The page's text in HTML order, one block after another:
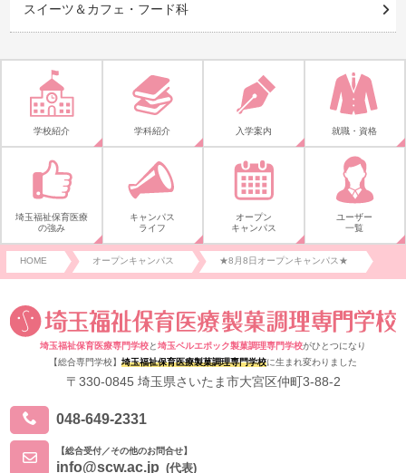
スイーツ＆カフェ・フード科
学校紹介 学科紹介 入学案内 就職・資格
埼玉福祉保育医療
の強み
キャンパス
ライフ
オープン
キャンパス
ユーザー
一覧
HOME オープンキャンパス ★8月8日オープンキャンパス★
埼玉福祉保育医療専門学校と埼玉ベルエポック製菓調理専門学校がひとつになり
【総合専門学校】 埼玉福祉保育医療製菓調理専門学校に生まれ変わりました
〒330-0845 埼玉県さいたま市大宮区仲町3-88-2
048-649-2331
【総合受付／その他のお問合せ】
info@scw.ac.jp (代表)